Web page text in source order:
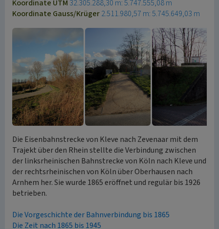
Koordinate UTM 32.305.288,30 m: 5.747.555,08 m
Koordinate Gauss/Krüger2.511.980,57 m: 5.745.649,03 m
Die Eisenbahnstrecke von Kleve nach Zevenaar mit dem
Trajekt über den Rhein stellte die Verbindung zwischen
der linksrheinischen Bahnstrecke von Köln nach Kleve und
der rechtsrheinischen von Köln über Oberhausen nach
Arnhem her. Sie wurde 1865 eröffnet und regulär bis 1926
betrieben.
Die Vorgeschichte der Bahnverbindung bis 1865
Die Zeit nach 1865 bis 1945